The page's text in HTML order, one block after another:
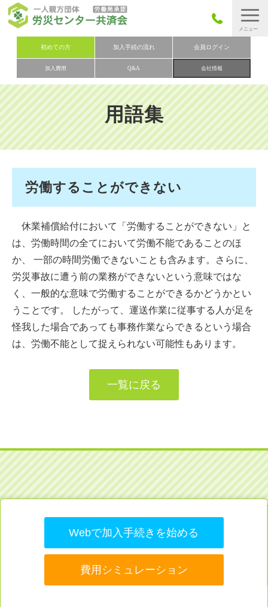
初めての方 加入手続の流れ 会員ログイン
加入費用 Q&A 会社情報
労災保険とは
労災保険の取りまとめ
労災保険加入手続きの流れ
加入費用
加入申込み
お問い合わせ
会員メニュー
用語集
労働することができない
休業補償給付において「労働することができない」と
は、労働時間の全てにおいて労働不能であることのほ
か、 一部の時間労働できないことも含みます。さらに、
労災事故に遭う前の業務ができないという意味ではな
く、一般的な意味で労働することができるかどうかとい
うことです。 したがって、運送作業に従事する人が足を
怪我した場合であっても事務作業ならできるという場合
は、労働不能として捉えられない可能性もあります。
一覧に戻る
Webで加入手続きを始める
費用シミュレーション